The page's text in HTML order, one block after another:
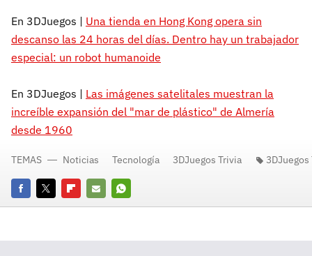
En 3DJuegos | Una tienda en Hong Kong opera sin
descanso las 24 horas del días. Dentro hay un trabajador
especial: un robot humanoide
En 3DJuegos | Las imágenes satelitales muestran la
increíble expansión del "mar de plástico" de Almería
desde 1960
FacebookTwitterFlipboard
E-
Whatsapp
TEMAS Noticias Tecnología 3DJuegos Trivia 3DJuegos